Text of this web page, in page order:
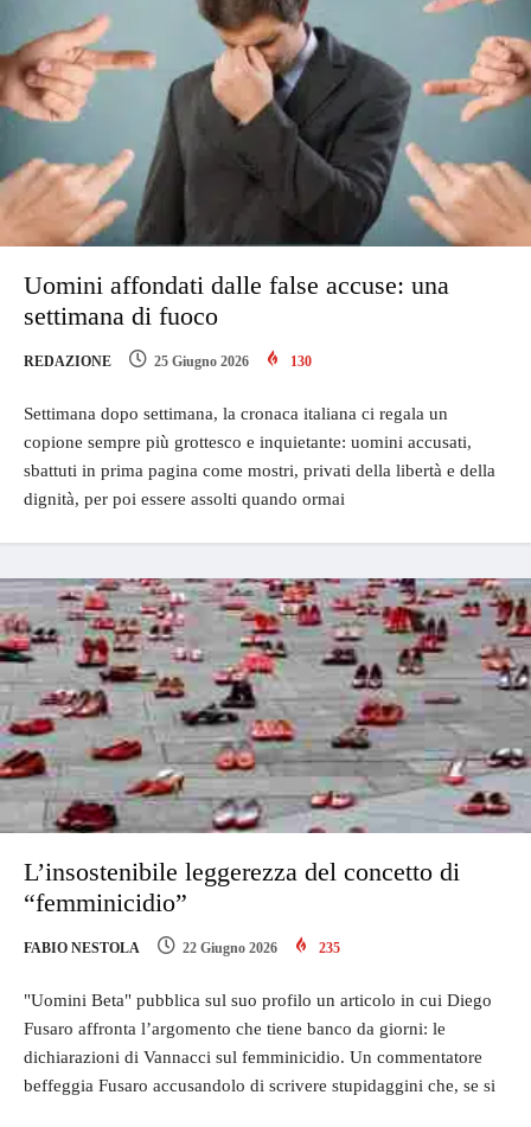
Uomini affondati dalle false accuse: una
settimana di fuoco
REDAZIONE 25 Giugno 2026 130
Settimana dopo settimana, la cronaca italiana ci regala un
copione sempre più grottesco e inquietante: uomini accusati,
sbattuti in prima pagina come mostri, privati della libertà e della
dignità, per poi essere assolti quando ormai
L’insostenibile leggerezza del concetto di
“femminicidio”
FABIO NESTOLA 22 Giugno 2026 235
"Uomini Beta" pubblica sul suo profilo un articolo in cui Diego
Fusaro affronta l’argomento che tiene banco da giorni: le
dichiarazioni di Vannacci sul femminicidio. Un commentatore
beffeggia Fusaro accusandolo di scrivere stupidaggini che, se si